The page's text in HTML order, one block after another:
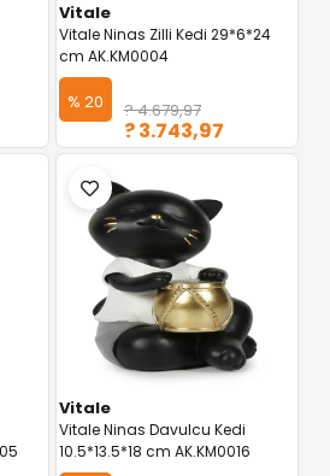
Vitale
Vitale Ninas Zilli Kedi 29*6*24
cm AK.KM0004
% 20 ? 4.679,97
? 3.743,97
Vitale
Vitale Ninas Davulcu Kedi
10.5*13.5*18 cm AK.KM0016